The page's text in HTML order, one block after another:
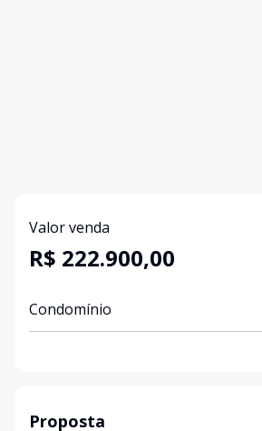
Valor venda
R$ 222.900,00
Condomínio
Proposta